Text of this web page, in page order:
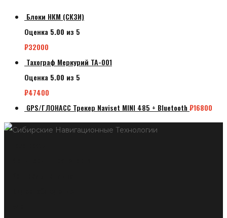
Блоки НКМ (СКЗИ)
Оценка 5.00 из 5
₽32000
Тахограф Меркурий ТА-001
Оценка 5.00 из 5
₽47400
GPS/ГЛОНАСС Трекер Naviset MINI 485 + Bluetooth ₽16800